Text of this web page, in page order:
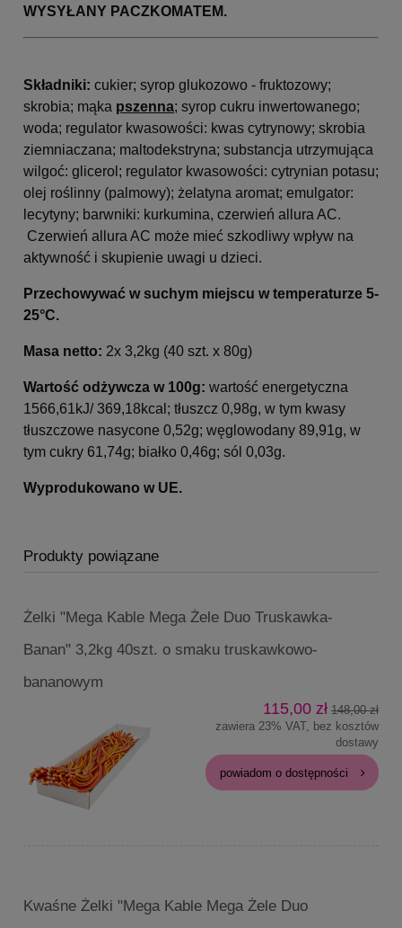
WYSYŁANY PACZKOMATEM.
Składniki: cukier; syrop glukozowo - fruktozowy;
skrobia; mąka pszenna; syrop cukru inwertowanego;
woda; regulator kwasowości: kwas cytrynowy; skrobia
ziemniaczana; maltodekstryna; substancja utrzymująca
wilgoć: glicerol; regulator kwasowości: cytrynian potasu;
olej roślinny (palmowy); żelatyna aromat; emulgator:
lecytyny; barwniki: kurkumina, czerwień allura AC.
Czerwień allura AC może mieć szkodliwy wpływ na
aktywność i skupienie uwagi u dzieci.
Przechowywać w suchym miejscu w temperaturze 5-
25°C.
Masa netto: 2x 3,2kg (40 szt. x 80g)
Wartość odżywcza w 100g: wartość energetyczna
1566,61kJ/ 369,18kcal; tłuszcz 0,98g, w tym kwasy
tłuszczowe nasycone 0,52g; węglowodany 89,91g, w
tym cukry 61,74g; białko 0,46g; sól 0,03g.
Wyprodukowano w UE.
Produkty powiązane
Żelki "Mega Kable Mega Żele Duo Truskawka-
Banan" 3,2kg 40szt. o smaku truskawkowo-
bananowym
115,00 zł 148,00 zł
zawiera 23% VAT, bez kosztów
dostawy
powiadom o dostępności
Kwaśne Żelki "Mega Kable Mega Żele Duo